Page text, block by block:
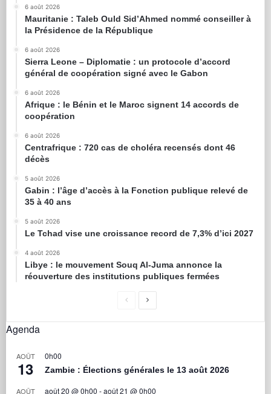
6 août 2026
Mauritanie : Taleb Ould Sid’Ahmed nommé conseiller à
la Présidence de la République
6 août 2026
Sierra Leone – Diplomatie : un protocole d’accord
général de coopération signé avec le Gabon
6 août 2026
Afrique : le Bénin et le Maroc signent 14 accords de
coopération
6 août 2026
Centrafrique : 720 cas de choléra recensés dont 46
décès
5 août 2026
Gabin : l’âge d’accès à la Fonction publique relevé de
35 à 40 ans
5 août 2026
Le Tchad vise une croissance record de 7,3% d’ici 2027
4 août 2026
Libye : le mouvement Souq Al-Juma annonce la
réouverture des institutions publiques fermées
Agenda
AOÛT
13
0h00
Zambie : Élections générales le 13 août 2026
AOÛT août 20 @ 0h00 -août 21 @ 0h00